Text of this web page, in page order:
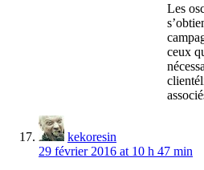
Les
ceux
kekoresin
29 février 2016 at 10 h 47 min